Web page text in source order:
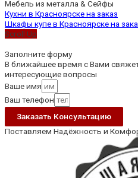
Мебель из металла & Сейфы
Кухни в Красноярске на заказ
Шкафы купе в Красноярске на
Scroll Up
Заполните форму
В ближайшее время с Вами
интересующие вопросы
Ваше имя
Ваш телефон
Заказать Консультацию
Поставляем Надёжность и